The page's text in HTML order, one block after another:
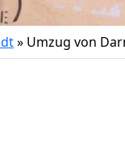
» Umzug von